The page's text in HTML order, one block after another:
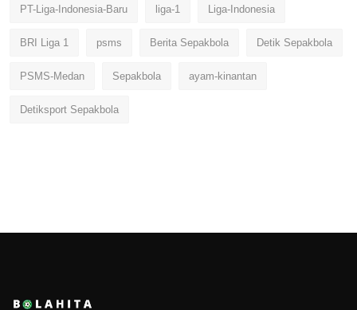
PT-Liga-Indonesia-Baru liga-1 Liga-Indonesia
BRI Liga 1 psms Berita Sepakbola Detik Sepakbola
PSMS-Medan Sepakbola ayam-kinantan
Detiksport Sepakbola